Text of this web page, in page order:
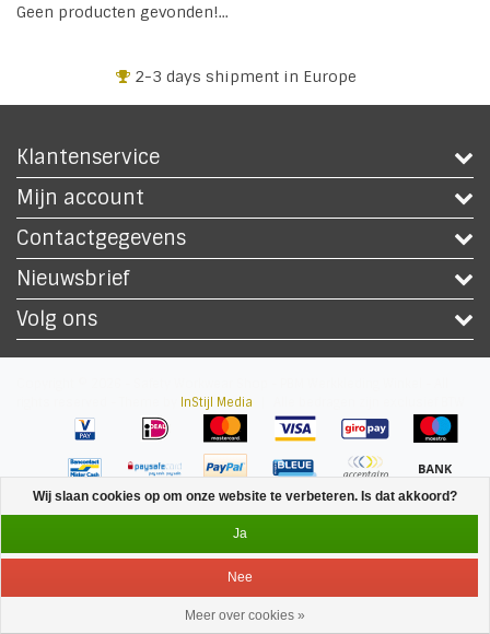
Geen producten gevonden!...
2-3 days shipment in Europe
Klantenservice
Mijn account
Contactgegevens
Nieuwsbrief
Volg ons
InStijl Media
Menu Inloggen
Wij slaan cookies op om onze website te verbeteren. Is dat akkoord?
Ja
Nee
Meer over cookies »